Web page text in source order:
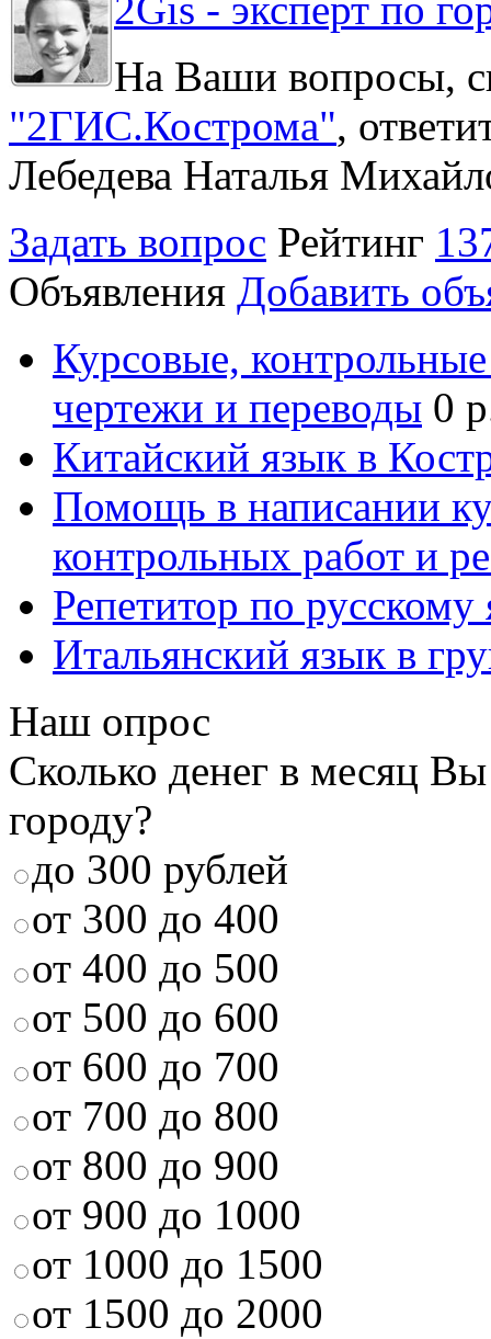
На Ваши вопросы,
"2ГИС.Кострома",
Лебедева Наталья
Задать вопрос Рейтинг
Объявления Добавить
Курсовые,
чертежи и переводы 0
Китайский язык в
Помощь в написании
контрольных работ и
Репетитор по русскому
Итальянский язык в
Наш опрос
Сколько денег в месяц
городу?
до 300 рублей
от 300 до 400
от 400 до 500
от 500 до 600
от 600 до 700
от 700 до 800
от 800 до 900
от 900 до 1000
от 1000 до 1500
от 1500 до 2000